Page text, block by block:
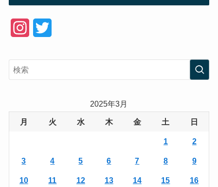
e
2025年3月
月 火 水 木 金 土 日
1 2
3 4 5 6 7 8 9
10 11 12 13 14 15 16